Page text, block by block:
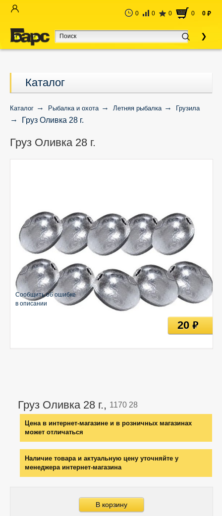
0 0 0 0 0 руб
Каталог
Каталог Рыбалка и охота Летняя рыбалка Грузила
Груз Оливка 28 г.
Груз Оливка 28 г.
Груз Оливка 28 г., 1170 28
Цена в интернет-магазине и в розничных магазинах
может отличаться
Наличие товара и актуальную цену уточняйте у
менеджера интернет-магазина
В корзину
Сообщить об ошибке
в описании
20руб